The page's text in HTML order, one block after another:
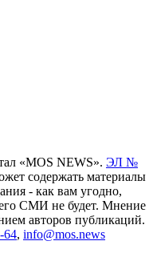
«MOS NEWS». ЭЛ №
содержать материалы
- как вам угодно,
СМИ не будет. Мнение
авторов публикаций.
64, info@mos.news